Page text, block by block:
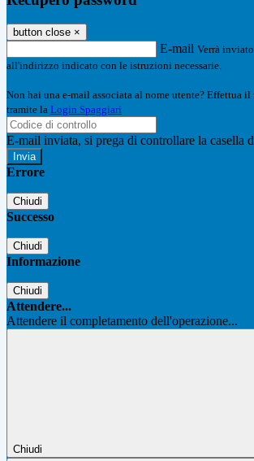
button close ×
E-mail Verrà
all'indirizzo indicato con le istruzioni necessarie.
Non hai una e-mail associata al nome utente? Effettua il
tramite la Login Spaggiari
E-mail inviata, si prega di controllare la casella
Errore
Chiudi
Successo
Chiudi
Informazione
Chiudi
Attendere...
Attendere il completamento dell'operazione...
Chiudi